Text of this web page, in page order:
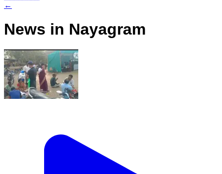
←
News in Nayagram